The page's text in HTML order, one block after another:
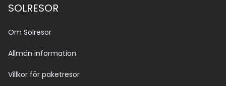
SOLRESOR
Om Solresor
Allmän information
Villkor för paketresor